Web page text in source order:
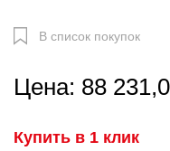
В список покупок
Цена: 88
Купить в 1 клик